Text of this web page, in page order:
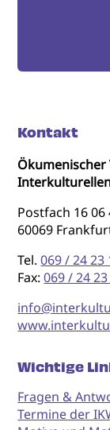
Kontakt
Postfach 16 06
60069
Tel.069 / 24 23
Fax:069 / 24 23
Wichtige
Fragen &
Termine der